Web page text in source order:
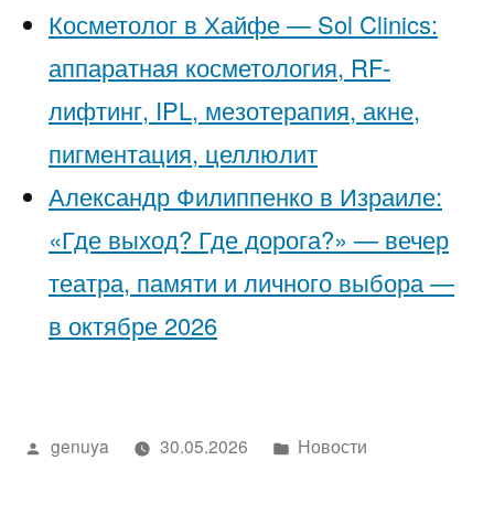
Косметолог в Хайфе — Sol Clinics:
аппаратная косметология, RF-
лифтинг, IPL, мезотерапия, акне,
пигментация, целлюлит
Александр Филиппенко в Израиле:
«Где выход? Где дорога?» — вечер
театра, памяти и личного выбора —
в октябре 2026
Написано
genuya 30.05.2026
Написано
Новости